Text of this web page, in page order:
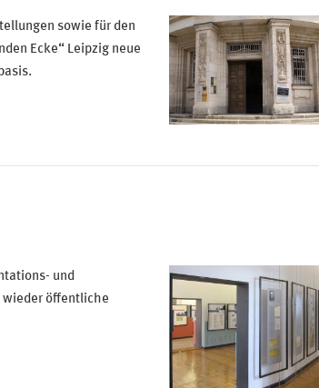
sowie für den
Ecke“ Leipzig neue
und
wieder öffentliche